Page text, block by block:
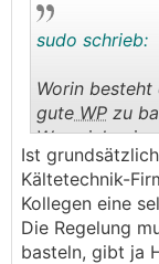
sudo schrieb:
Worin
gute WP zu
Wenn ich mir
ansehe, dann
oder weniger
gesteuert.
Ist
Kältetechnik-
Kollegen eine
Die Regelung
basteln, gibt ja